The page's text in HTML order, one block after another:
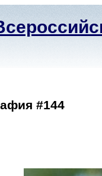
#144